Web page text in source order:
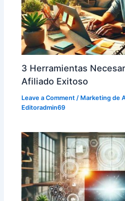
3 Herramientas
Afiliado Exitoso
Leave a Comment / Marketing de
Editoradmin69